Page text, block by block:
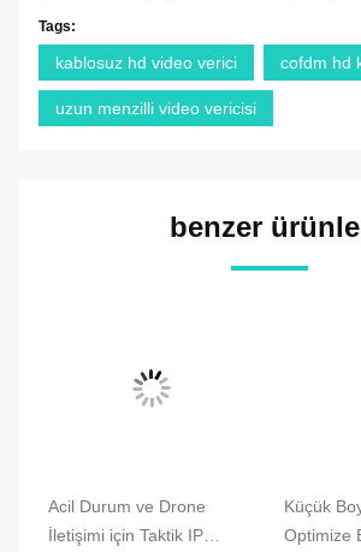
Tags:
kablosuz hd video verici cofdm hd
uzun menzilli video vericisi
benzer
Acil Durum ve Drone
İletişimi için Taktik IP
Küçük
Optimize